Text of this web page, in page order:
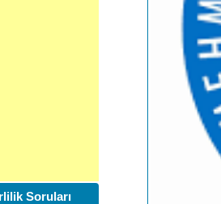
Soruları